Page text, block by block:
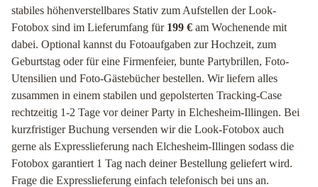
stabiles höhenverstellbares Stativ zum Aufstellen der Look-
Fotobox sind im Lieferumfang für 199 € am Wochenende mit
dabei. Optional kannst du Fotoaufgaben zur Hochzeit, zum
Geburtstag oder für eine Firmenfeier, bunte Partybrillen, Foto-
Utensilien und Foto-Gästebücher bestellen. Wir liefern alles
zusammen in einem stabilen und gepolsterten Tracking-Case
rechtzeitig 1-2 Tage vor deiner Party in Elchesheim-Illingen. Bei
kurzfristiger Buchung versenden wir die Look-Fotobox auch
gerne als Expresslieferung nach Elchesheim-Illingen sodass die
Fotobox garantiert 1 Tag nach deiner Bestellung geliefert wird.
Frage die Expresslieferung einfach telefonisch bei uns an.